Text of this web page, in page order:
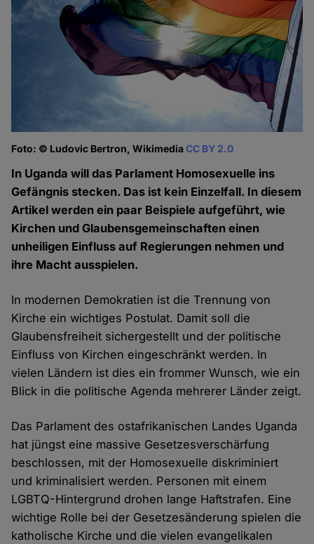
Foto: © Ludovic Bertron, WikimediaCC BY 2.0
In Uganda will das Parlament Homosexuelle ins
Gefängnis stecken. Das ist kein Einzelfall. In diesem
Artikel werden ein paar Beispiele aufgeführt, wie
Kirchen und Glaubensgemeinschaften einen
unheiligen Einfluss auf Regierungen nehmen und
ihre Macht ausspielen.
In modernen Demokratien ist die Trennung von
Kirche ein wichtiges Postulat. Damit soll die
Glaubensfreiheit sichergestellt und der politische
Einfluss von Kirchen eingeschränkt werden. In
vielen Ländern ist dies ein frommer Wunsch, wie ein
Blick in die politische Agenda mehrerer Länder zeigt.
Das Parlament des ostafrikanischen Landes Uganda
hat jüngst eine massive Gesetzesverschärfung
beschlossen, mit der Homosexuelle diskriminiert
und kriminalisiert werden. Personen mit einem
LGBTQ-Hintergrund drohen lange Haftstrafen. Eine
wichtige Rolle bei der Gesetzesänderung spielen die
katholische Kirche und die vielen evangelikalen